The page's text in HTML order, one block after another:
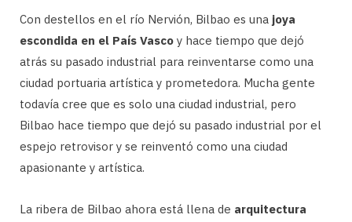
Con destellos en el río Nervión, Bilbao es una joya
escondida en el País Vasco y hace tiempo que dejó
atrás su pasado industrial para reinventarse como una
ciudad portuaria artística y prometedora. Mucha gente
todavía cree que es solo una ciudad industrial, pero
Bilbao hace tiempo que dejó su pasado industrial por el
espejo retrovisor y se reinventó como una ciudad
apasionante y artística.
La ribera de Bilbao ahora está llena de arquitectura